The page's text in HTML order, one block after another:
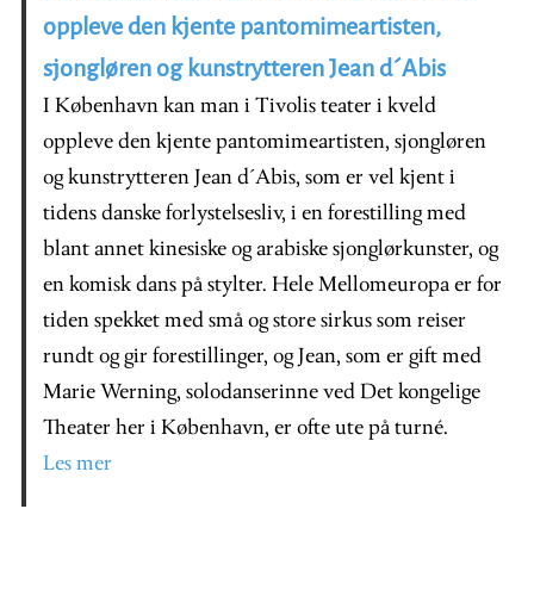
oppleve den kjente pantomimeartisten,
sjongløren og kunstrytteren Jean d´Abis
I København kan man i Tivolis teater i kveld
oppleve den kjente pantomimeartisten, sjongløren
og kunstrytteren Jean d´Abis, som er vel kjent i
tidens danske forlystelsesliv, i en forestilling med
blant annet kinesiske og arabiske sjonglørkunster, og
en komisk dans på stylter. Hele Mellomeuropa er for
tiden spekket med små og store sirkus som reiser
rundt og gir forestillinger, og Jean, som er gift med
Marie Werning, solodanserinne ved Det kongelige
Theater her i København, er ofte ute på turné.
Les mer